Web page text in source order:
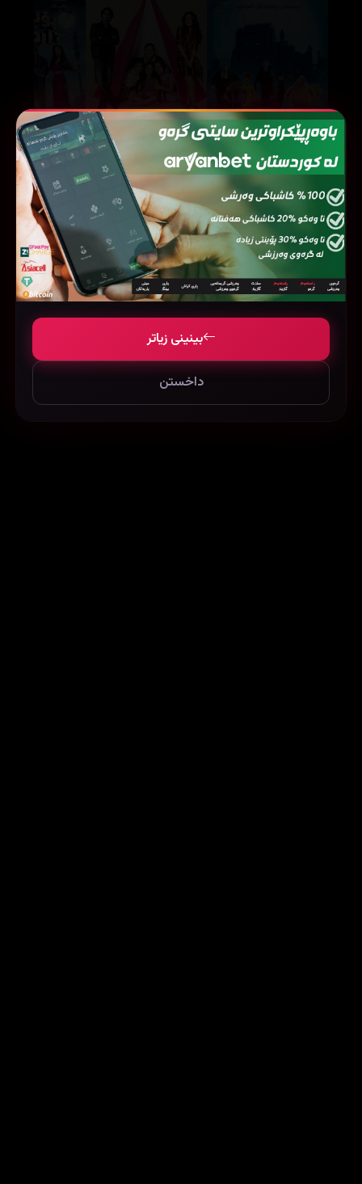
Hotel Transylvania 2 (2015)
196659
78366
142085
بینینی زیاتر
داخستن